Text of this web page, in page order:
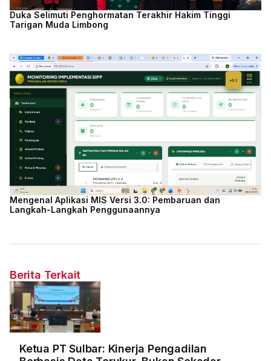
Duka Selimuti Penghormatan Terakhir Hakim Tinggi
Tarigan Muda Limbong
Mengenal Aplikasi MIS Versi 3.0: Pembaruan dan
Langkah-Langkah Penggunaannya
Berita Terkait
Ketua PT Sulbar: Kinerja Pengadilan